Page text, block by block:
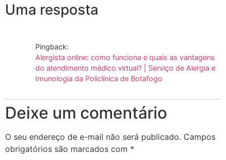
Uma resposta
Pingback:
Alergista online: como funciona e quais as vantagens
do atendimento médico virtual? | Serviço de Alergia e
Imunologia da Policlínica de Botafogo
Deixe um comentário
O seu endereço de e-mail não será publicado. Campos
obrigatórios são marcados com *